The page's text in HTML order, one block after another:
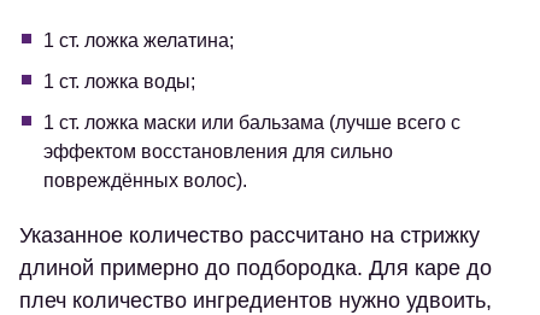
1 ст. ложка желатина;
1 ст. ложка воды;
1 ст. ложка маски или бальзама (лучше всего с
эффектом восстановления для сильно
повреждённых волос).
Указанное количество рассчитано на стрижку
длиной примерно до подбородка. Для каре до
плеч количество ингредиентов нужно удвоить,